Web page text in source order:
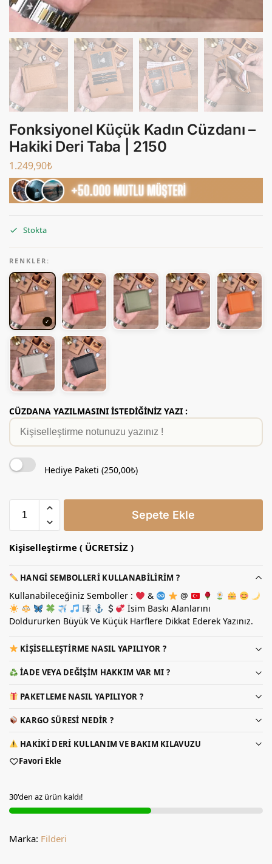
Fonksiyonel Küçük Kadın Cüzdanı –
Hakiki Deri Taba | 2150
1.249,90₺
Stokta
RENKLER:
CÜZDANA YAZILMASINI İSTEDİĞİNİZ YAZI :
Hediye Paketi (250,00₺)
Sepete Ekle
Kişiselleştirme ( ÜCRETSİZ )
HANGI SEMBOLLERI KULLANABILIRIM ?
Kullanabileceğiniz Semboller : &
@
İsim Baskı Alanlarını
Doldururken Büyük Ve Küçük Harflere Dikkat Ederek Yazınız.
KIŞISELLEŞTIRME NASIL YAPILIYOR ?
İADE VEYA DEĞIŞIM HAKKIM VAR MI ?
PAKETLEME NASIL YAPILIYOR ?
KARGO SÜRESI NEDIR ?
HAKIKI DERI KULLANIM VE BAKIM KILAVUZU
Favori Ekle
30'den az ürün kaldı!
Marka: Filderi